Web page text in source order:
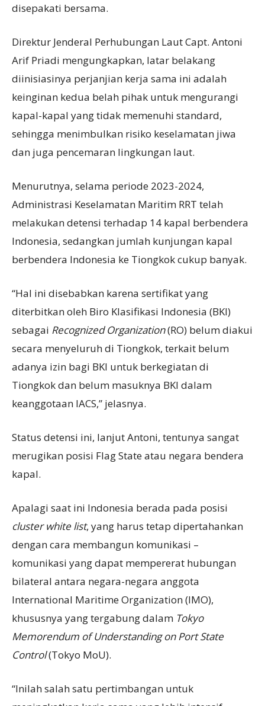
disepakati bersama.
Direktur Jenderal Perhubungan Laut Capt. Antoni
Arif Priadi mengungkapkan, latar belakang
diinisiasinya perjanjian kerja sama ini adalah
keinginan kedua belah pihak untuk mengurangi
kapal-kapal yang tidak memenuhi standard,
sehingga menimbulkan risiko keselamatan jiwa
dan juga pencemaran lingkungan laut.
Menurutnya, selama periode 2023-2024,
Administrasi Keselamatan Maritim RRT telah
melakukan detensi terhadap 14 kapal berbendera
Indonesia, sedangkan jumlah kunjungan kapal
berbendera Indonesia ke Tiongkok cukup banyak.
“Hal ini disebabkan karena sertifikat yang
diterbitkan oleh Biro Klasifikasi Indonesia (BKI)
sebagai Recognized Organization(RO) belum diakui
secara menyeluruh di Tiongkok, terkait belum
adanya izin bagi BKI untuk berkegiatan di
Tiongkok dan belum masuknya BKI dalam
keanggotaan IACS,” jelasnya.
Status detensi ini, lanjut Antoni, tentunya sangat
merugikan posisi Flag State atau negara bendera
kapal.
Apalagi saat ini Indonesia berada pada posisi
cluster white list, yang harus tetap dipertahankan
dengan cara membangun komunikasi –
komunikasi yang dapat mempererat hubungan
bilateral antara negara-negara anggota
International Maritime Organization (IMO),
khususnya yang tergabung dalam Tokyo
Memorendum of Understanding on Port State
Control(Tokyo MoU).
“Inilah salah satu pertimbangan untuk